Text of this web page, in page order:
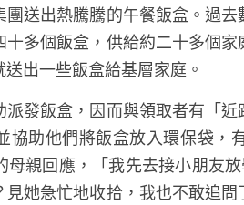
物援助。作為扶助基層的福
公司及集團送出的糧食，然
送出超級市場的現金劵，甚至
多個飯盒，供給約二十多個
出一些飯盒給基層家庭。
發飯盒，因而與領取者有「